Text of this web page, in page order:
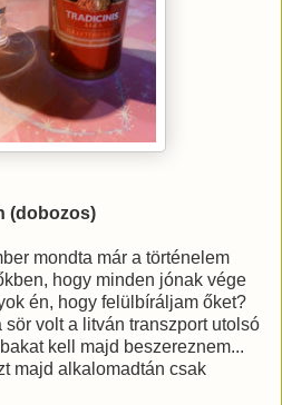
(dobozos)
mondta már a történelem
hogy minden jónak vége
én, hogy felülbíráljam őket?
volt a litván transzport utolsó
kell majd beszereznem...
majd alkalomadtán csak